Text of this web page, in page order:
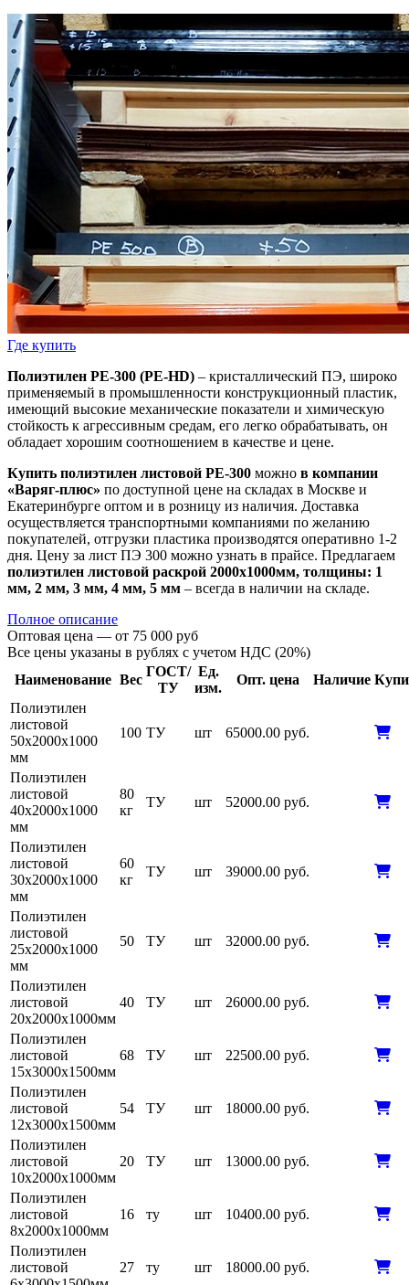
Где купить
Полиэтилен PE-300 (PE-HD) – кристаллический ПЭ, широко
применяемый в промышленности конструкционный пластик,
имеющий высокие механические показатели и химическую
стойкость к агрессивным средам, его легко обрабатывать, он
обладает хорошим соотношением в качестве и цене.
Купить полиэтилен листовой PE-300 можно в компании
«Варяг-плюс» по доступной цене на складах в Москве и
Екатеринбурге оптом и в розницу из наличия. Доставка
осуществляется транспортными компаниями по желанию
покупателей, отгрузки пластика производятся оперативно 1-2
дня. Цену за лист ПЭ 300 можно узнать в прайсе. Предлагаем
полиэтилен листовой раскрой 2000х1000мм, толщины: 1
мм, 2 мм, 3 мм, 4 мм, 5 мм – всегда в наличии на складе.
Полное описание
Оптовая цена — от 75 000 руб
Все цены указаны в рублях с учетом НДС (20%)
Наименование Вес
ГОСТ/
ТУ
Ед.
изм.
Опт. цена Наличие
Полиэтилен
листовой
50х2000х1000
мм
100 ТУ шт 65000.00 руб.
Полиэтилен
листовой
40х2000х1000
мм
80
кг
ТУ шт 52000.00 руб.
Полиэтилен
листовой
30х2000х1000
мм
60
кг
ТУ шт 39000.00 руб.
Полиэтилен
листовой
25х2000х1000
мм
50 ТУ шт 32000.00 руб.
Полиэтилен
листовой
20х2000х1000мм
40 ТУ шт 26000.00 руб.
Полиэтилен
листовой
15х3000х1500мм
68 ТУ шт 22500.00 руб.
Полиэтилен
листовой
12х3000х1500мм
54 ТУ шт 18000.00 руб.
Полиэтилен
листовой
10х2000х1000мм
20 ТУ шт 13000.00 руб.
Полиэтилен
листовой
8х2000х1000мм
16 ту шт 10400.00 руб.
Полиэтилен
листовой
27 ту шт 18000.00 руб.